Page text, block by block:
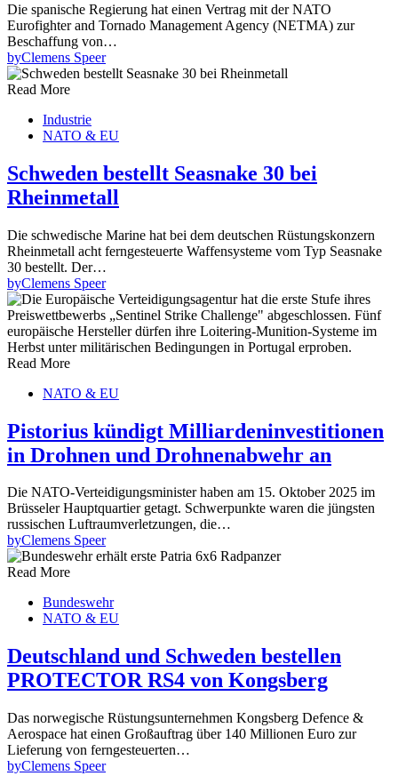
Die spanische Regierung hat einen Vertrag mit der NATO
Eurofighter and Tornado Management Agency (NETMA) zur
Beschaffung von…
byClemens Speer
Read More
Industrie
NATO & EU
Schweden bestellt Seasnake 30 bei
Rheinmetall
Die schwedische Marine hat bei dem deutschen Rüstungskonzern
Rheinmetall acht ferngesteuerte Waffensysteme vom Typ Seasnake
30 bestellt. Der…
byClemens Speer
Read More
NATO & EU
Pistorius kündigt Milliardeninvestitionen
in Drohnen und Drohnenabwehr an
Die NATO-Verteidigungsminister haben am 15. Oktober 2025 im
Brüsseler Hauptquartier getagt. Schwerpunkte waren die jüngsten
russischen Luftraumverletzungen, die…
byClemens Speer
Read More
Bundeswehr
NATO & EU
Deutschland und Schweden bestellen
PROTECTOR RS4 von Kongsberg
Das norwegische Rüstungsunternehmen Kongsberg Defence &
Aerospace hat einen Großauftrag über 140 Millionen Euro zur
Lieferung von ferngesteuerten…
byClemens Speer